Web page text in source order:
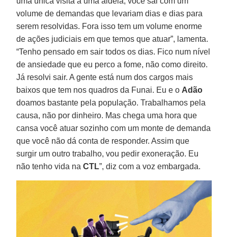
volume de demandas que levariam dias e dias para
serem resolvidas. Fora isso tem um volume enorme
de ações judiciais em que temos que atuar”, lamenta.
“Tenho pensado em sair todos os dias. Fico num nível
de ansiedade que eu perco a fome, não como direito.
Já resolvi sair. A gente está num dos cargos mais
baixos que tem nos quadros da Funai. Eu e o Adão
doamos bastante pela população. Trabalhamos pela
causa, não por dinheiro. Mas chega uma hora que
cansa você atuar sozinho com um monte de demanda
que você não dá conta de responder. Assim que
surgir um outro trabalho, vou pedir exoneração. Eu
não tenho vida naCTL”, diz com a voz embargada.